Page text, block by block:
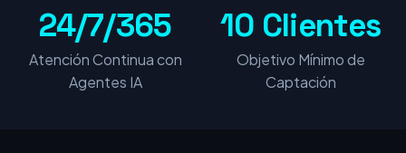
24/7/365
Atención Continua con
Agentes IA
10 Clientes
Objetivo Mínimo de
Captación